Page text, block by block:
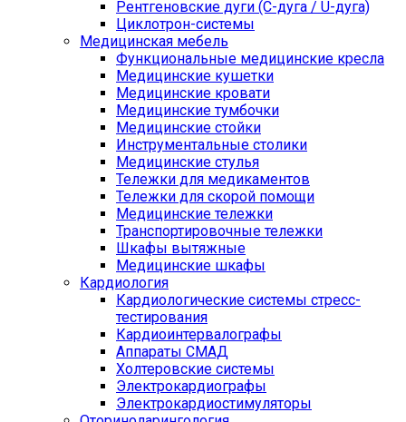
Рентгеновские дуги (С-дуга / U-дуга)
Циклотрон-системы
Медицинская мебель
Функциональные медицинские кресла
Медицинские кушетки
Медицинские кровати
Медицинские тумбочки
Медицинские стойки
Инструментальные столики
Медицинские стулья
Тележки для медикаментов
Тележки для скорой помощи
Медицинские тележки
Транспортировочные тележки
Шкафы вытяжные
Медицинские шкафы
Кардиология
Кардиологические системы стресс-
тестирования
Кардиоинтервалографы
Аппараты СМАД
Холтеровские системы
Электрокардиографы
Электрокардиостимуляторы